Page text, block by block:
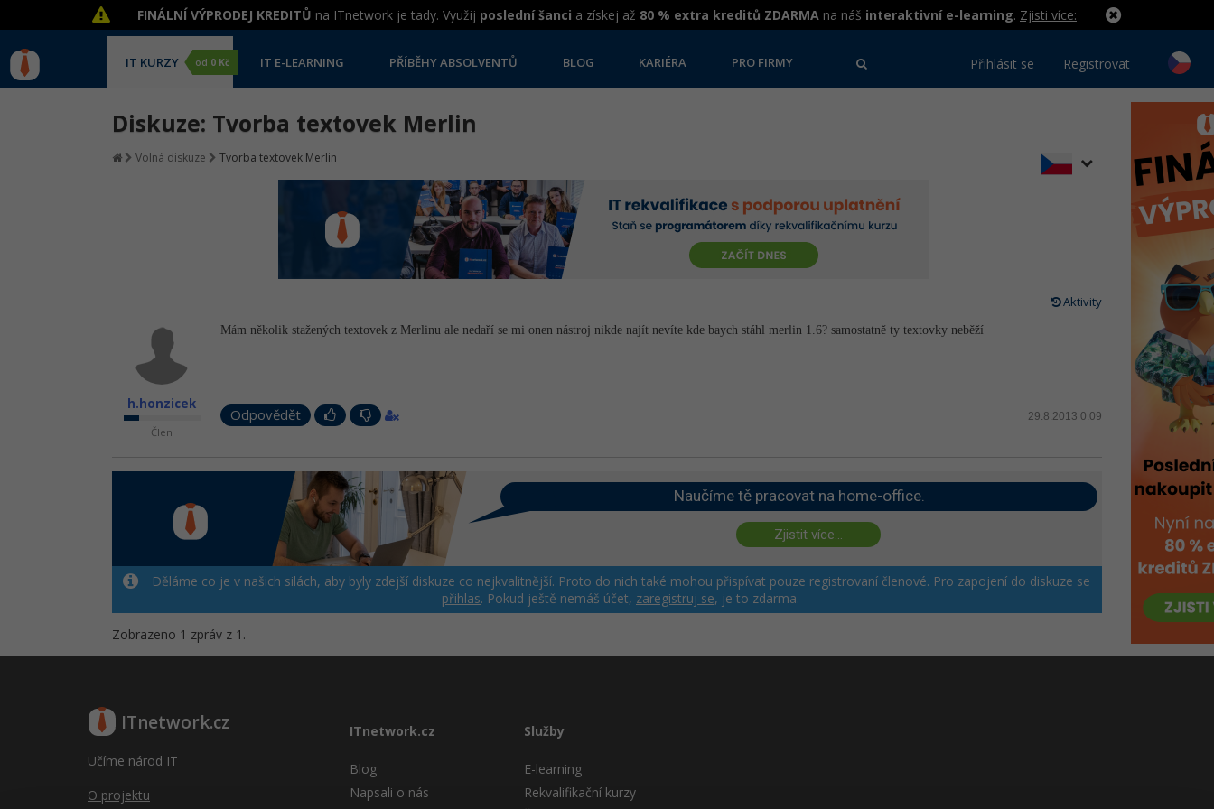
FINÁLNÍ VÝPRODEJ KREDITŮ na ITnetwork je tady. Využij poslední šanci a získej až 80 % extra kreditů ZDARMA na náš interaktivní e-learning. Zjisti více:
IT KURZY od 0 Kč IT E-LEARNING PŘÍBĚHY ABSOLVENTŮ BLOG KARIÉRA PRO FIRMY Přihlásit se Registrovat
Diskuze: Tvorba textovek Merlin
Volná diskuze Tvorba textovek Merlin
Aktivity
h.honzicek
Člen
Mám několik stažených textovek z Merlinu ale nedaří se mi onen nástroj nikde najít nevíte kde baych stáhl merlin 1.6? samostatně ty textovky neběží
Odpovědět 29.8.2013 0:09
Naučíme tě pracovat na home-office.
Zjistit více...
Děláme co je v našich silách, aby byly zdejší diskuze co nejkvalitnější. Proto do nich také mohou přispívat pouze registrovaní členové. Pro zapojení do diskuze se
přihlas. Pokud ještě nemáš účet, zaregistruj se, je to zdarma.
Zobrazeno 1 zpráv z 1.
ITnetwork.cz
Učíme národ IT
O projektu
ITnetwork.cz
Blog
Napsali o nás
Služby
E-learning
Rekvalifikační kurzy